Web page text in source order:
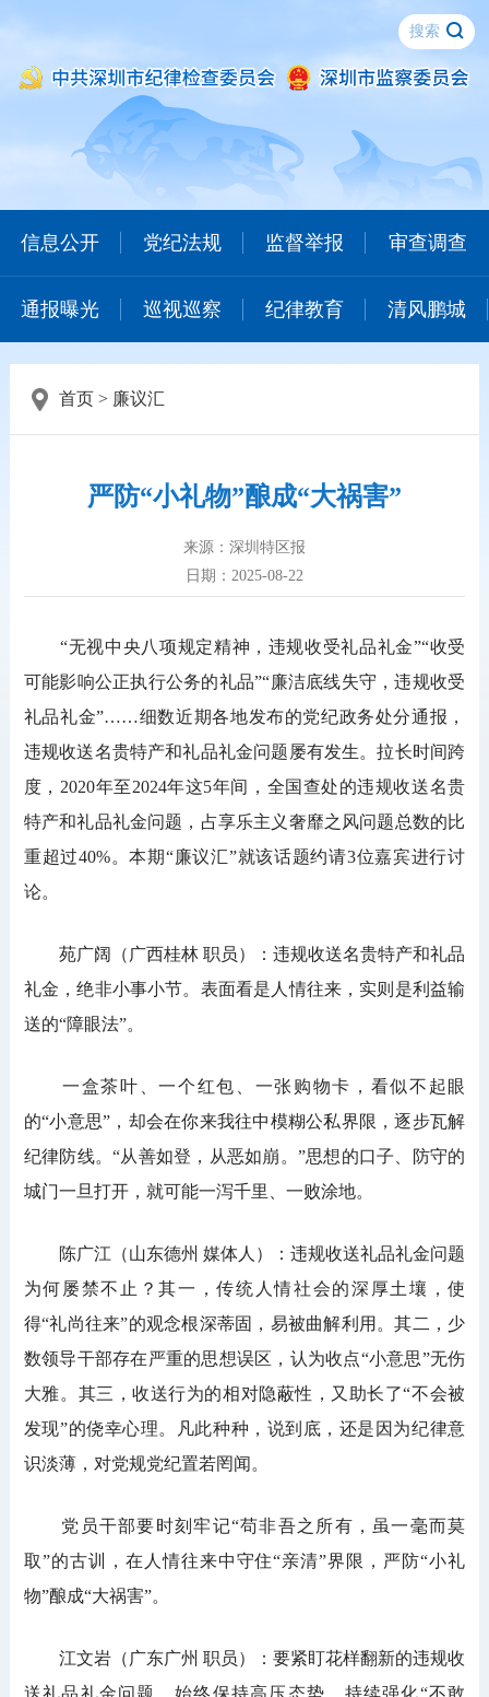
信息公开 党纪法规 监督举报 审查调查
通报曝光 巡视巡察 纪律教育 清风鹏城
首页> 廉议汇
严防“小礼物”酿成“大祸害”
来源：深圳特区报
日期：2025-08-22
“无视中央八项规定精神，违规收受礼品礼金”“收受
可能影响公正执行公务的礼品”“廉洁底线失守，违规收受
礼品礼金”……细数近期各地发布的党纪政务处分通报，
违规收送名贵特产和礼品礼金问题屡有发生。拉长时间跨
度，2020年至2024年这5年间，全国查处的违规收送名贵
特产和礼品礼金问题，占享乐主义奢靡之风问题总数的比
重超过40%。本期“廉议汇”就该话题约请3位嘉宾进行讨
论。
苑广阔（广西桂林 职员）：违规收送名贵特产和礼品
礼金，绝非小事小节。表面看是人情往来，实则是利益输
送的“障眼法”。
一盒茶叶、一个红包、一张购物卡，看似不起眼
的“小意思”，却会在你来我往中模糊公私界限，逐步瓦解
纪律防线。“从善如登，从恶如崩。”思想的口子、防守的
城门一旦打开，就可能一泻千里、一败涂地。
陈广江（山东德州 媒体人）：违规收送礼品礼金问题
为何屡禁不止？其一，传统人情社会的深厚土壤，使
得“礼尚往来”的观念根深蒂固，易被曲解利用。其二，少
数领导干部存在严重的思想误区，认为收点“小意思”无伤
大雅。其三，收送行为的相对隐蔽性，又助长了“不会被
发现”的侥幸心理。凡此种种，说到底，还是因为纪律意
识淡薄，对党规党纪置若罔闻。
党员干部要时刻牢记“苟非吾之所有，虽一毫而莫
取”的古训，在人情往来中守住“亲清”界限，严防“小礼
物”酿成“大祸害”。
江文岩（广东广州 职员）：要紧盯花样翻新的违规收